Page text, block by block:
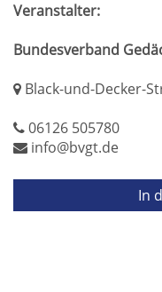
Veranstalter:
Bundesverband
Black-und-Decker-
06126 505780
info@bvgt.de
In